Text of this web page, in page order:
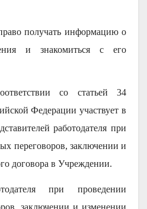
получать информацию о
и знакомиться с его
со статьей 34
Федерации участвует в
работодателя при
переговоров, заключении и
договора в Учреждении.
при проведении